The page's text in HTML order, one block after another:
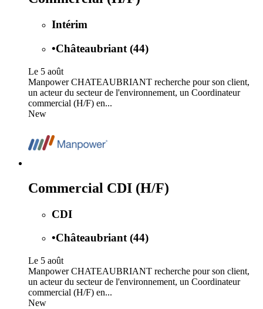
Intérim
•Châteaubriant (44)
Le 5 août
Manpower CHATEAUBRIANT recherche pour son client,
un acteur du secteur de l'environnement, un Coordinateur
commercial (H/F) en...
New
Commercial CDI (H/F)
CDI
•Châteaubriant (44)
Le 5 août
Manpower CHATEAUBRIANT recherche pour son client,
un acteur du secteur de l'environnement, un Coordinateur
commercial (H/F) en...
New